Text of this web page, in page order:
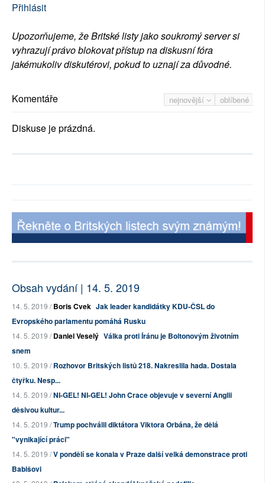
Přihlásit
Upozorňujeme, že Britské listy jako soukromý server si
vyhrazují právo blokovat přístup na diskusní fóra
jakémukoliv diskutérovi, pokud to uznají za důvodné.
nejnovější oblíbené
Komentáře
Diskuse je prázdná.
Obsah vydání | 14. 5. 2019
14. 5. 2019 /Boris Cvek Jak leader kandidátky KDU-ČSL do
Evropského parlamentu pomáhá Rusku
14. 5. 2019 /Daniel Veselý Válka proti Íránu je Boltonovým životním
snem
10. 5. 2019 /Rozhovor Britských listů 218. Nakreslila hada. Dostala
čtyřku. Nesp...
14. 5. 2019 /NI-GEL! NI-GEL! John Crace objevuje v severní Anglii
děsivou kultur...
14. 5. 2019 /Trump pochválil diktátora Viktora Orbána, že dělá
"vynikající práci"
14. 5. 2019 /V pondělí se konala v Praze další velká demonstrace proti
Babišovi